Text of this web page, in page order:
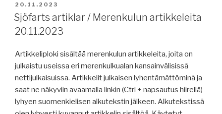
artikkeleita
JULKAISTU
20.11.2023
Sjöfarts artiklar / Merenkulun artikkeleita
20.11.2023
Artikkeliploki sisältää merenkulun artikkeleita, joita on
julkaistu useissa eri merenkulkualan kansainvälisissä
nettijulkaisuissa. Artikkelit julkaisen lyhentämättöminä ja
saat ne näkyviin avaamalla linkin (Ctrl + napsautus hiirellä)
lyhyen suomenkielisen alkutekstin jälkeen. Alkutekstissä